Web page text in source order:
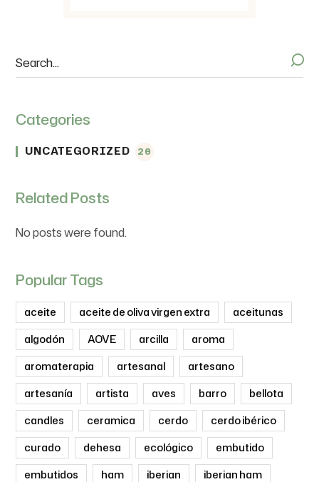
Categories
UNCATEGORIZED 20
Related Posts
No posts were found.
Popular Tags
aceite aceite de oliva virgen extra
aceitunas
algodón
AOVE arcilla
aroma
aromaterapia
artesanal
artesano
artesanía
artista aves barro
bellota
candles
ceramica cerdo
cerdo ibérico
curado
dehesa ecológico
embutido
embutidos
ham iberian
iberian ham